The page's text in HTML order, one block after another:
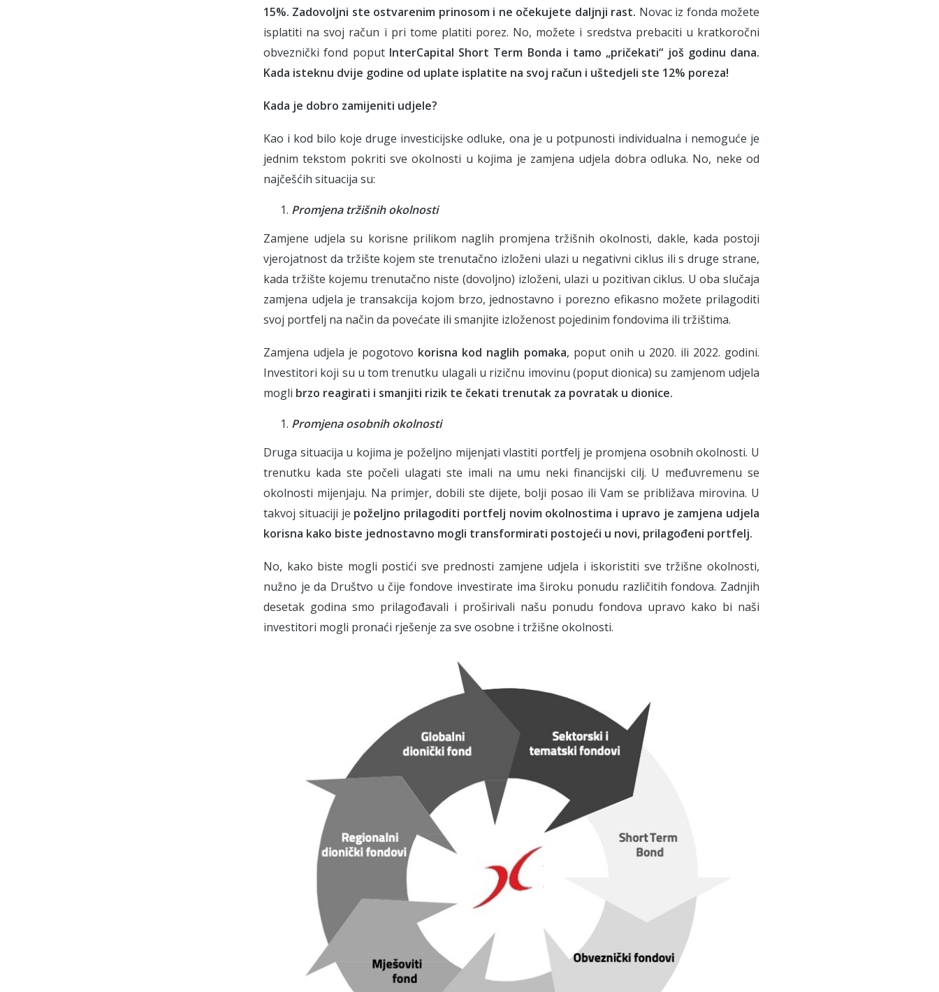
15%. Zadovoljni ste ostvarenim prinosom i ne očekujete daljnji rast. Novac iz fonda možete
isplatiti na svoj račun i pri tome platiti porez. No, možete i sredstva prebaciti u kratkoročni
obveznički fond poput InterCapital Short Term Bonda i tamo „pričekati“ još godinu dana.
Kada isteknu dvije godine od uplate isplatite na svoj račun i uštedjeli ste 12% poreza!
Kada je dobro zamijeniti udjele?
Kao i kod bilo koje druge investicijske odluke, ona je u potpunosti individualna i nemoguće je
jednim tekstom pokriti sve okolnosti u kojima je zamjena udjela dobra odluka. No, neke od
najčešćih situacija su:
Promjena tržišnih okolnosti
Zamjene udjela su korisne prilikom naglih promjena tržišnih okolnosti, dakle, kada postoji
vjerojatnost da tržište kojem ste trenutačno izloženi ulazi u negativni ciklus ili s druge strane,
kada tržište kojemu trenutačno niste (dovoljno) izloženi, ulazi u pozitivan ciklus. U oba slučaja
zamjena udjela je transakcija kojom brzo, jednostavno i porezno efikasno možete prilagoditi
svoj portfelj na način da povećate ili smanjite izloženost pojedinim fondovima ili tržištima.
Zamjena udjela je pogotovo korisna kod naglih pomaka, poput onih u 2020. ili 2022. godini.
Investitori koji su u tom trenutku ulagali u rizičnu imovinu (poput dionica) su zamjenom udjela
mogli brzo reagirati i smanjiti rizik te čekati trenutak za povratak u dionice.
Promjena osobnih okolnosti
Druga situacija u kojima je poželjno mijenjati vlastiti portfelj je promjena osobnih okolnosti. U
trenutku kada ste počeli ulagati ste imali na umu neki financijski cilj. U međuvremenu se
okolnosti mijenjaju. Na primjer, dobili ste dijete, bolji posao ili Vam se približava mirovina. U
takvoj situaciji je poželjno prilagoditi portfelj novim okolnostima i upravo je zamjena udjela
korisna kako biste jednostavno mogli transformirati postojeći u novi, prilagođeni portfelj.
No, kako biste mogli postići sve prednosti zamjene udjela i iskoristiti sve tržišne okolnosti,
nužno je da Društvo u čije fondove investirate ima široku ponudu različitih fondova. Zadnjih
desetak godina smo prilagođavali i proširivali našu ponudu fondova upravo kako bi naši
investitori mogli pronaći rješenje za sve osobne i tržišne okolnosti.